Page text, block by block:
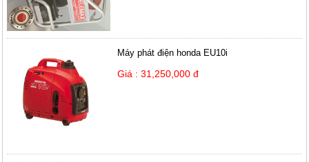
Máy phát điện honda EU10i
Giá : 31,250,000 đ